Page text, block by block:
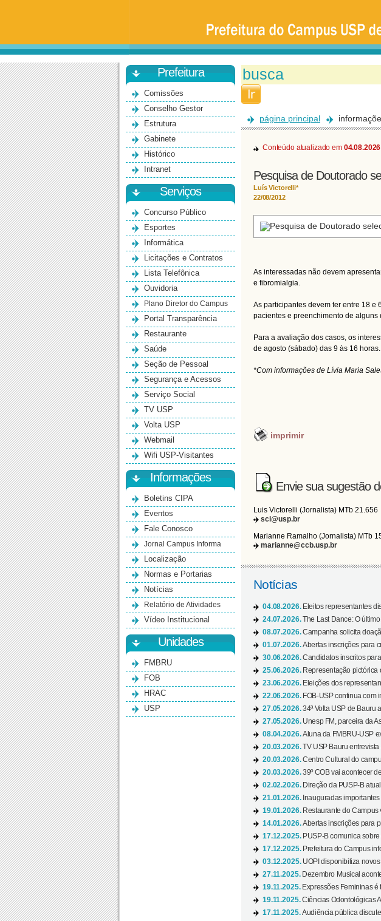
São
Paulo
-
Bauru Prefeitura
Comissões
Conselho Gestor
Estrutura
Gabinete
Histórico
Intranet
Serviços
Concurso Público
Esportes
Informática
Licitações e Contratos
Lista Telefônica
Ouvidoria
Plano Diretor do Campus
Portal Transparência
Restaurante
Saúde
Seção de Pessoal
Segurança e Acessos
Serviço Social
TV USP
Volta USP
Webmail
Wifi USP-Visitantes
Informações
Boletins CIPA
Eventos
Fale Conosco
Jornal Campus Informa
Localização
Normas e Portarias
Notícias
Relatório de Atividades
Vídeo Institucional
Unidades
FMBRU
FOB
HRAC
USP
página principal
Conteúdo atualizado em 04.08.2026
Pesquisa de Doutorado
Luís Victorelli*
22/08/2012
As interessadas não devem
e fibromialgia.
As participantes devem ter entre 18 e
pacientes e preenchimento de alguns
Para a avaliação dos casos, os
de agosto (sábado) das 9 às 16
*Com informações de Lívia Maria
imprimir
Envie sua sugestão
Luis Victorelli (Jornalista) MTb 21.656
sci@usp.br
Marianne Ramalho (Jornalista) MTb
marianne@ccb.usp.br
Notícias
04.08.2026. Eleitos representantes
24.07.2026.The Last Dance: O
08.07.2026.Campanha solicita
01.07.2026.Abertas inscrições para
30.06.2026.Candidatos inscritos
25.06.2026. Representação pictórica
23.06.2026. Eleições dos
22.06.2026. FOB-USP continua com
27.05.2026.34ª Volta USP de Bauru
27.05.2026. Unesp FM, parceira da
08.04.2026.Aluna da FMBRU-USP
20.03.2026.TV USP Bauru entrevista
20.03.2026.Centro Cultural do
20.03.2026.39º COB vai acontecer
02.02.2026. Direção da PUSP-B
21.01.2026. Inauguradas
19.01.2026. Restaurante do Campus
14.01.2026.Abertas inscrições para
17.12.2025. PUSP-B comunica sobre
17.12.2025. Prefeitura do Campus
03.12.2025. UOPI disponibiliza novos
27.11.2025. Dezembro Musical
19.11.2025. Expressões Femininas é
19.11.2025.Ciências Odontológicas
17.11.2025.Audiência pública